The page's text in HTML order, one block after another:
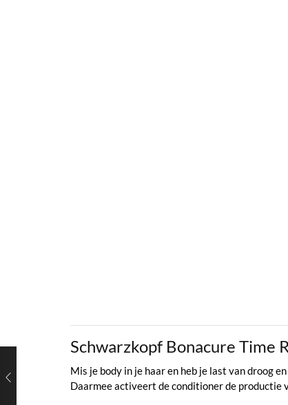
Schwarzkopf Bonacure Time
Mis je body in je haar en heb je last van droog
Daarmee activeert de conditioner de productie